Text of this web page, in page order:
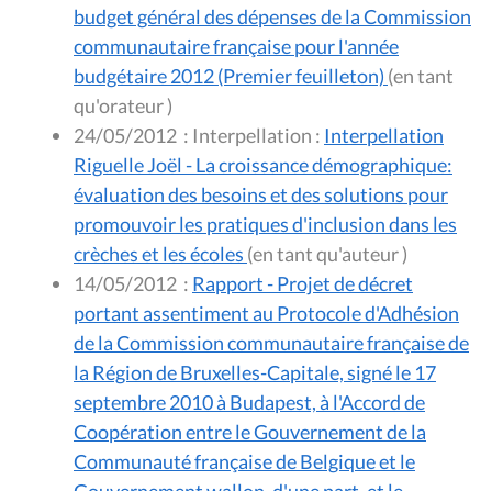
budget général des dépenses de la Commission
communautaire française pour l'année
budgétaire 2012 (Premier feuilleton) (en tant
qu'orateur )
24/05/2012 : Interpellation : Interpellation
Riguelle Joël - La croissance démographique:
évaluation des besoins et des solutions pour
promouvoir les pratiques d'inclusion dans les
crèches et les écoles
(en tant qu'auteur )
14/05/2012 : Rapport - Projet de décret
portant assentiment au Protocole d'Adhésion
de la Commission communautaire française de
la Région de Bruxelles-Capitale, signé le 17
septembre 2010 à Budapest, à l'Accord de
Coopération entre le Gouvernement de la
Communauté française de Belgique et le